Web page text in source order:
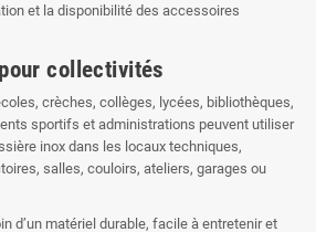
et la disponibilité des accessoires
collectivités
crèches, collèges, lycées, bibliothèques,
sportifs et administrations peuvent utiliser
inox dans les locaux techniques,
salles, couloirs, ateliers, garages ou
d’un matériel durable, facile à entretenir et